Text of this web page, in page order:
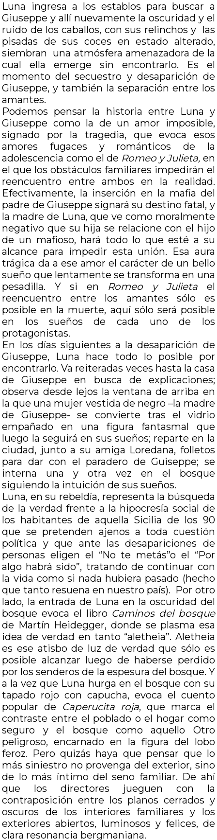
Luna ingresa a los establos para buscar a
Giuseppe y allí nuevamente la oscuridad y el
ruido de los caballos, con sus relinchos y las
pisadas de sus coces en estado alterado,
siembran una atmósfera amenazadora de la
cual ella emerge sin encontrarlo. Es el
momento del secuestro y desaparición de
Giuseppe, y también la separación entre los
amantes.
Podemos pensar la historia entre Luna y
Giuseppe como la de un amor imposible,
signado por la tragedia, que evoca esos
amores fugaces y románticos de la
adolescencia como el de Romeo y Julieta, en
el que los obstáculos familiares impedirán el
reencuentro entre ambos en la realidad.
Efectivamente, la inserción en la mafia del
padre de Giuseppe signará su destino fatal, y
la madre de Luna, que ve como moralmente
negativo que su hija se relacione con el hijo
de un mafioso, hará todo lo que esté a su
alcance para impedir esta unión. Esa aura
trágica da a ese amor el carácter de un bello
sueño que lentamente se transforma en una
pesadilla. Y si en Romeo y Julieta el
reencuentro entre los amantes sólo es
posible en la muerte, aquí sólo será posible
en los sueños de cada uno de los
protagonistas.
En los días siguientes a la desaparición de
Giuseppe, Luna hace todo lo posible por
encontrarlo. Va reiteradas veces hasta la casa
de Giuseppe en busca de explicaciones;
observa desde lejos la ventana de arriba en
la que una mujer vestida de negro –la madre
de Giuseppe- se convierte tras el vidrio
empañado en una figura fantasmal que
luego la seguirá en sus sueños; reparte en la
ciudad, junto a su amiga Loredana, folletos
para dar con el paradero de Guiseppe; se
interna una y otra vez en el bosque
siguiendo la intuición de sus sueños.
Luna, en su rebeldía, representa la búsqueda
de la verdad frente a la hipocresía social de
los habitantes de aquella Sicilia de los 90
que se pretenden ajenos a toda cuestión
política y que ante las desapariciones de
personas eligen el “No te metás”o el “Por
algo habrá sido”, tratando de continuar con
la vida como si nada hubiera pasado (hecho
que tanto resuena en nuestro país). Por otro
lado, la entrada de Luna en la oscuridad del
bosque evoca el libro Caminos del bosque
de Martín Heidegger, donde se plasma esa
idea de verdad en tanto “aletheia”. Aletheia
es ese atisbo de luz de verdad que sólo es
posible alcanzar luego de haberse perdido
por los senderos de la espesura del bosque. Y
a la vez que Luna hurga en el bosque con su
tapado rojo con capucha, evoca el cuento
popular de Caperucita roja, que marca el
contraste entre el poblado o el hogar como
seguro y el bosque como aquello Otro
peligroso, encarnado en la figura del lobo
feroz. Pero quizás haya que pensar que lo
más siniestro no provenga del exterior, sino
de lo más íntimo del seno familiar. De ahí
que los directores jueguen con la
contraposición entre los planos cerrados y
oscuros de los interiores familiares y los
exteriores abiertos, luminosos y felices, de
clara resonancia bergmaniana.